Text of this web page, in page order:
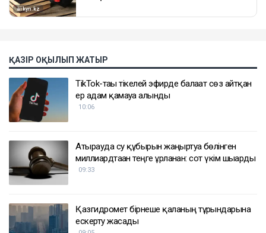
ҚАЗІР ОҚЫЛЫП ЖАТЫР
TikTok-тағы тікелей эфирде балағат сөз айтқан
ер адам қамауға алынды
10:06
Атырауда су құбырын жаңғыртуға бөлінген
миллиардтаған теңге ұрланған: сот үкім шығарды
09:33
Қазгидромет бірнеше қаланың тұрғындарына
ескерту жасады